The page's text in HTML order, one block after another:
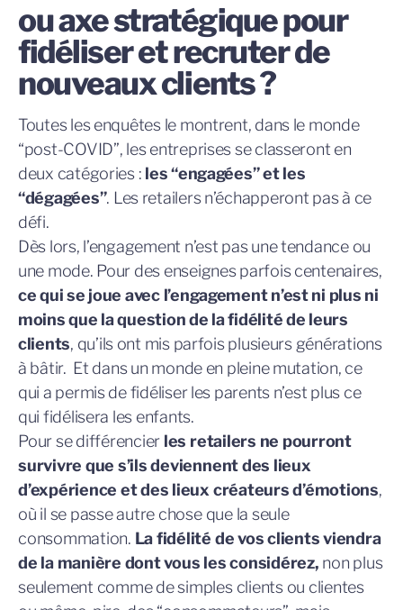
ou axe stratégique pour
fidéliser et recruter de
nouveaux clients ?
Toutes les enquêtes le montrent, dans le monde
“post-COVID”, les entreprises se classeront en
deux catégories : les “engagées” et les
“dégagées”. Les retailers n’échapperont pas à ce
défi.
Dès lors, l’engagement n’est pas une tendance ou
une mode. Pour des enseignes parfois centenaires,
ce qui se joue avec l’engagement n’est ni plus ni
moins que la question de la fidélité de leurs
clients, qu’ils ont mis parfois plusieurs générations
à bâtir. Et dans un monde en pleine mutation, ce
qui a permis de fidéliser les parents n’est plus ce
qui fidélisera les enfants.
Pour se différencier les retailers ne pourront
survivre que s’ils deviennent des lieux
d’expérience et des lieux créateurs d’émotions,
où il se passe autre chose que la seule
consommation. La fidélité de vos clients viendra
de la manière dont vous les considérez, non plus
seulement comme de simples clients ou clientes